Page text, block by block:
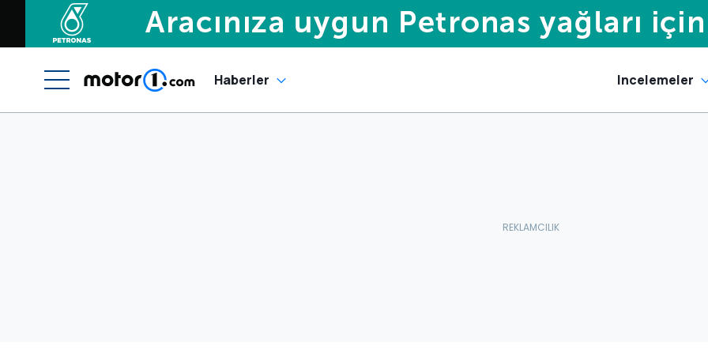
Haberler Incelemeler